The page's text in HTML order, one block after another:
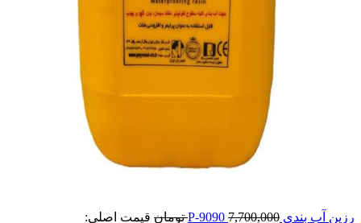
رزین آب بندی P-9090 7,700,000 تومان قیمت اصلی: